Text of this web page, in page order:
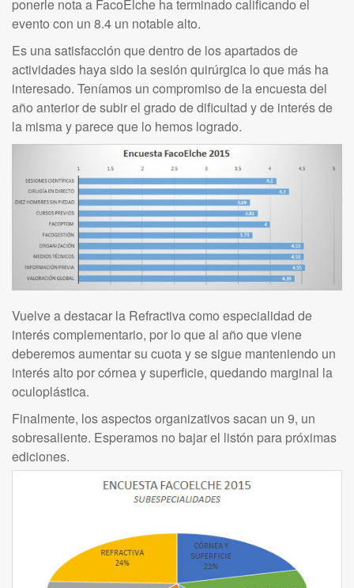
ponerle nota a FacoElche ha terminado calificando el
evento con un 8.4 un notable alto.
Es una satisfacción que dentro de los apartados de
actividades haya sido la sesión quirúrgica lo que más ha
interesado. Teníamos un compromiso de la encuesta del
año anterior de subir el grado de dificultad y de interés de
la misma y parece que lo hemos logrado.
Vuelve a destacar la Refractiva como especialidad de
interés complementario, por lo que al año que viene
deberemos aumentar su cuota y se sigue manteniendo un
interés alto por córnea y superficie, quedando marginal la
oculoplástica.
Finalmente, los aspectos organizativos sacan un 9, un
sobresaliente. Esperamos no bajar el listón para próximas
ediciones.